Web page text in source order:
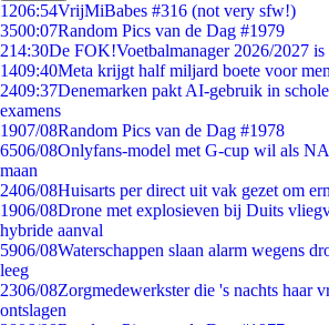
1206:54VrijMiBabes #316 (not very sfw!)
3500:07Random Pics van de Dag #1979
214:30De FOK!Voetbalmanager 2026/2027 is
1409:40Meta krijgt half miljard boete voor
2409:37Denemarken pakt AI-gebruik in
examens
1907/08Random Pics van de Dag #1978
6506/08Onlyfans-model met G-cup wil als
maan
2406/08Huisarts per direct uit vak gezet om
1906/08Drone met explosieven bij Duits
hybride aanval
5906/08Waterschappen slaan alarm wegens
leeg
2306/08Zorgmedewerkster die 's nachts haar
ontslagen